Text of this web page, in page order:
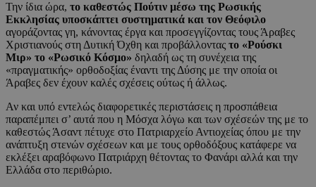
Την ίδια ώρα, το καθεστώς Πούτιν μέσω της Ρωσικής
Εκκλησίας υποσκάπτει συστηματικά και τον Θεόφιλο
αγοράζοντας γη, κάνοντας έργα και προσεγγίζοντας τους Άραβες
Χριστιανούς στη Δυτική Όχθη και προβάλλοντας το «Ρούσκι
Μιρ» το «Ρωσικό Κόσμο» δηλαδή ως τη συνέχεια της
«πραγματικής» ορθοδοξίας έναντι της Δύσης με την οποία οι
Άραβες δεν έχουν καλές σχέσεις ούτως ή άλλως.
Αν και υπό εντελώς διαφορετικές περιστάσεις η προσπάθεια
παραπέμπει σ’ αυτά που η Μόσχα λόγω και των σχέσεών της με το
καθεστώς Άσαντ πέτυχε στο Πατριαρχείο Αντιοχείας όπου με την
ανάπτυξη στενών σχέσεων και με τους ορθοδόξους κατάφερε να
εκλέξει αραβόφωνο Πατριάρχη θέτοντας το Φανάρι αλλά και την
Ελλάδα στο περιθώριο.